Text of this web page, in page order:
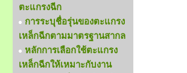
ตะแกรงฉีก
การระบุชื่อรุ่นของตะแกรง
เหล็กฉีกตามมาตรฐานสากล
หลักการเลือกใช้ตะแกรง
เหล็กฉีกให้เหมาะกับงาน